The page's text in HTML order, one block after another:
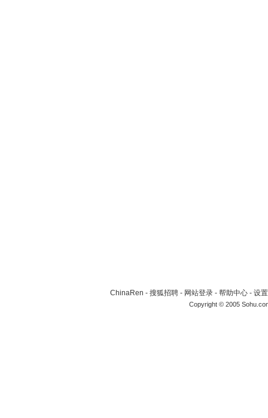
ChinaRen - 搜狐招聘 - 网站登录 - 帮助中心 - 设
Copyright © 2005